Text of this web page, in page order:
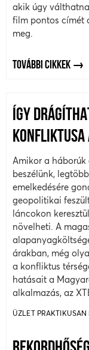
akik úgy
film pontos címét
meg.
TOVÁBBI CIKKEK
ÍGY
Amikor a háborúk
beszélünk,
emelkedésére
geopolitikai
láncokon
növelheti. A
árakban, még
a konfliktus
hatásait a
alkalmazás, az
ÜZLET PRAKTIKUSAN